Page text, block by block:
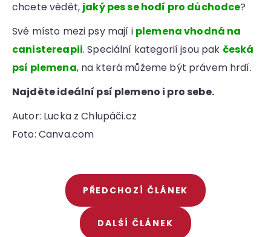
chcete vědět, jaký pes se hodí pro důchodce?
Své místo mezi psy mají i plemena vhodná na
canistereapii. Speciální kategorií jsou pak česká
psí plemena, na která můžeme být právem hrdí.
Najděte ideální psí plemeno i pro sebe.
Autor: Lucka z Chlupáči.cz
Foto: Canva.com
PŘEDCHOZÍ ČLÁNEK
DALŠÍ ČLÁNEK